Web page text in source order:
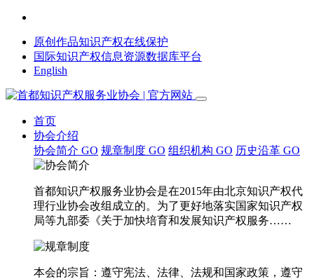
原创作品知识产权在线保护
国际知识产权信息资源数据库平台
English
首页
协会介绍
协会简介 GO 规章制度 GO 组织机构 GO 历史沿革 GO
首都知识产权服务业协会是在2015年由北京知识产权代
理行业协会改组成立的。为了更好地落实国家知识产权
局等九部委《关于加快培育和发展知识产权服务……
本会的宗旨：遵守宪法、法律、法规和国家政策，遵守